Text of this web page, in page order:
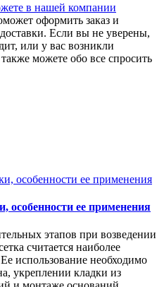
в нашей компании
оформить заказ и
Если вы не уверены,
или у вас возникли
можете обо все спросить
особенности ее применения
этапов при возведении
считается наиболее
использование необходимо
укреплении кладки из